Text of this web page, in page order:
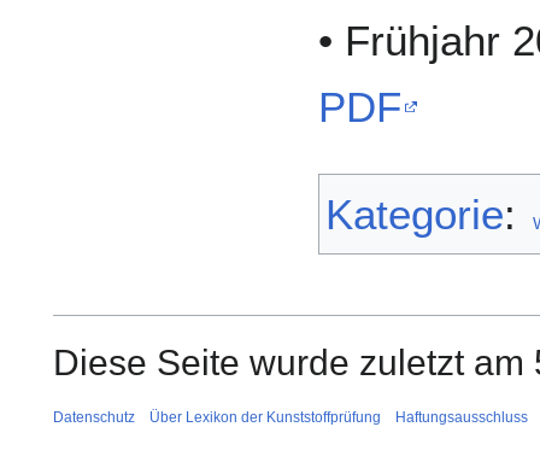
• Frühjahr
PDF
Kategorie:
Diese Seite wurde zuletzt
Datenschutz Über Lexikon der Kunststoffprüfung Haftungsausschluss